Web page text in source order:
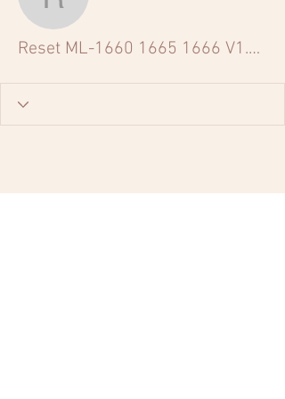
Reset ML-1660
Reset ML-1660 1665 1666 V1.01.00.34f (generator 1660 V34).zip !EXCLUSIVE!